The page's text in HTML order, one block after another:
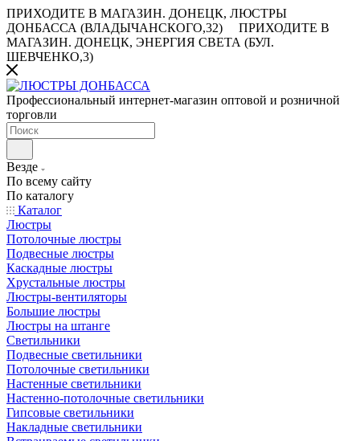
ПРИХОДИТЕ В МАГАЗИН. ДОНЕЦК, ЛЮСТРЫ
ДОНБАССА (ВЛАДЫЧАНСКОГО,32)
ПРИХОДИТЕ В
МАГАЗИН. ДОНЕЦК, ЭНЕРГИЯ СВЕТА (БУЛ.
ШЕВЧЕНКО,3)
Профессиональный интернет-магазин оптовой и розничной
торговли
Везде
По всему сайту
По каталогу
Каталог
Люстры
Потолочные люстры
Подвесные люстры
Каскадные люстры
Хрустальные люстры
Люстры-вентиляторы
Большие люстры
Люстры на штанге
Светильники
Подвесные светильники
Потолочные светильники
Настенные светильники
Настенно-потолочные светильники
Гипсовые светильники
Накладные светильники